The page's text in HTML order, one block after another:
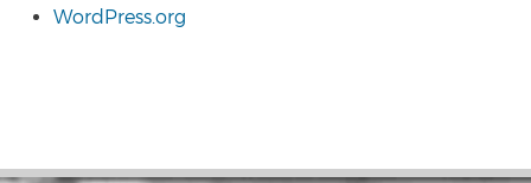
WordPress.org